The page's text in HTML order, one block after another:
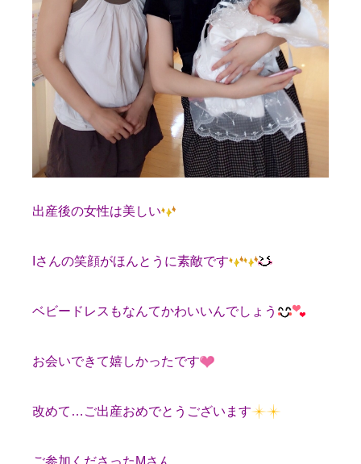
出産後の女性は美しい
Iさんの笑顔がほんとうに素敵です
ベビードレスもなんてかわいいんでしょう
お会いできて嬉しかったです
改めて…ご出産おめでとうございます
ご参加くださったMさん